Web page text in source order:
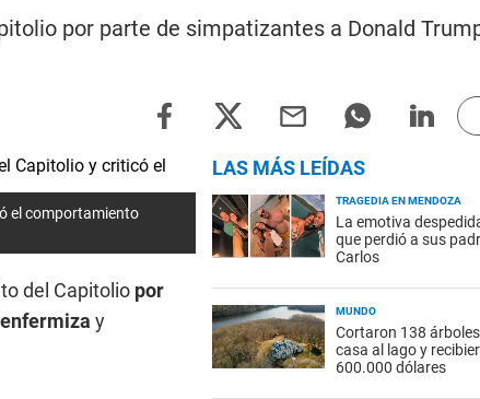
por parte de simpatizantes a Donald
el comportamiento
del Capitolio por
y
LAS MÁS LEÍDAS
TRAGEDIA EN MENDOZA
La emotiva
que perdió a sus
Carlos
MUNDO
Cortaron 138
casa al lago y
600.000 dólares